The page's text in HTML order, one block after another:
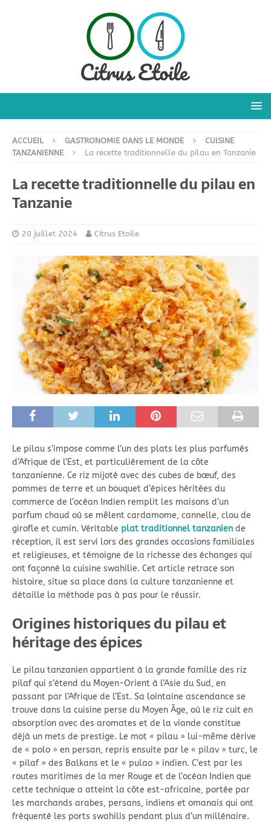
ACCUEIL GASTRONOMIE DANS LE MONDE
CUISINE
TANZANIENNE
La recette traditionnelle du pilau en Tanzanie
La recette traditionnelle du pilau en
Tanzanie
20 juillet 2024 Citrus Etoile
Le pilau s’impose comme l’un des plats les plus parfumés
d’Afrique de l’Est, et particulièrement de la côte
tanzanienne. Ce riz mijoté avec des cubes de bœuf, des
pommes de terre et un bouquet d’épices héritées du
commerce de l’océan Indien remplit les maisons d’un
parfum chaud où se mêlent cardamome, cannelle, clou de
girofle et cumin. Véritable plat traditionnel tanzanien de
réception, il est servi lors des grandes occasions familiales
et religieuses, et témoigne de la richesse des échanges qui
ont façonné la cuisine swahilie. Cet article retrace son
histoire, situe sa place dans la culture tanzanienne et
détaille la méthode pas à pas pour le réussir.
Origines historiques du pilau et
héritage des épices
Le pilau tanzanien appartient à la grande famille des riz
pilaf qui s’étend du Moyen-Orient à l’Asie du Sud, en
passant par l’Afrique de l’Est. Sa lointaine ascendance se
trouve dans la cuisine perse du Moyen Âge, où le riz cuit en
absorption avec des aromates et de la viande constitue
déjà un mets de prestige. Le mot « pilau » lui-même dérive
de « polo » en persan, repris ensuite par le « pilav » turc, le
« pilaf » des Balkans et le « pulao » indien. C’est par les
routes maritimes de la mer Rouge et de l’océan Indien que
cette technique a atteint la côte est-africaine, portée par
les marchands arabes, persans, indiens et omanais qui ont
fréquenté les ports swahilis pendant plus d’un millénaire.